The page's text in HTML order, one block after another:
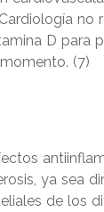
no
D para
(7)
ya sea
de los